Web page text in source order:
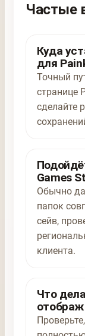
Частые
Куда
для
Точный
странице
сделайте
Games
Обычно
папок
сейв,
клиента.
Что